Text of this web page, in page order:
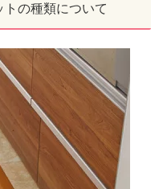
の種類について